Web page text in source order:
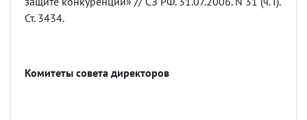
Ст. 3434.
Комитеты совета директоров